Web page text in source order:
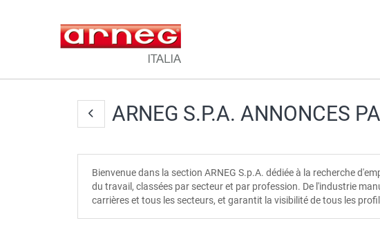
ARNEG S.P.A. ANNONCES
Bienvenue dans la section ARNEG S.p.A. dédiée à la recherche
du travail, classées par secteur et par profession. De l'industrie
carrières et tous les secteurs, et garantit la visibilité de tous les